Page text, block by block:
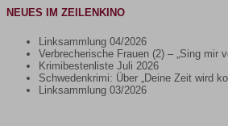
NEUES IM ZEILENKINO
Linksammlung 04/2026
Verbrecherische Frauen (2) – „Sing mir
Krimibestenliste Juli 2026
Schwedenkrimi: Über „Deine Zeit wird
Linksammlung 03/2026